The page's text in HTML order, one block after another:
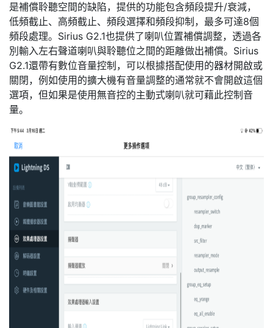
是補償聆聽空間的缺陷，提供的功能包含頻段提升/衰減，
低頻截止、高頻截止、頻段選擇和頻段抑制，最多可達8個
頻段處理。Sirius G2.1也提供了喇叭位置補償調整，透過各
別輸入左右聲道喇叭與聆聽位之間的距離做出補償。Sirius
G2.1還帶有數位音量控制，可以根據搭配使用的器材開啟或
關閉，例如使用的擴大機有音量調整的通常就不會開啟這個
選項，但如果是使用無音控的主動式喇叭就可藉此控制音
量。